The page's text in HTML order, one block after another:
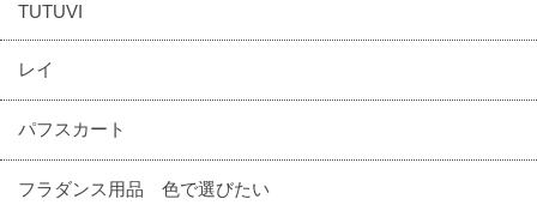
TUTUVI
レイ
パフスカート
フラダンス用品 色で選びたい